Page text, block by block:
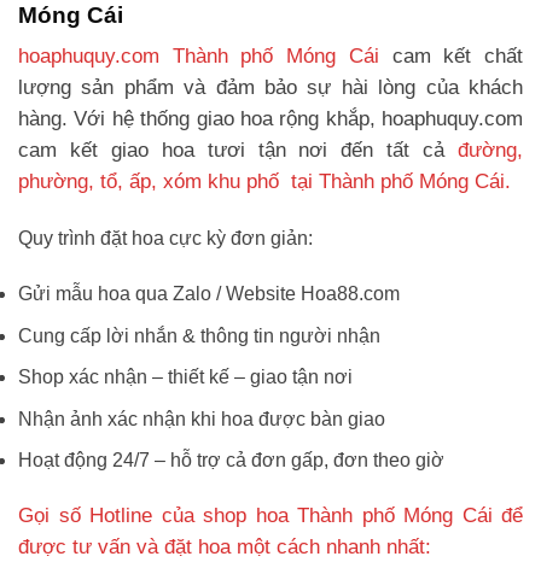
Móng Cái
hoaphuquy.com Thành phố Móng Cái cam kết chất
lượng sản phẩm và đảm bảo sự hài lòng của khách
hàng. Với hệ thống giao hoa rộng khắp, hoaphuquy.com
cam kết giao hoa tươi tận nơi đến tất cả đường,
phường, tổ, ấp, xóm khu phố tại Thành phố Móng Cái.
Quy trình đặt hoa cực kỳ đơn giản:
Gửi mẫu hoa qua Zalo / Website Hoa88.com
Cung cấp lời nhắn & thông tin người nhận
Shop xác nhận – thiết kế – giao tận nơi
Nhận ảnh xác nhận khi hoa được bàn giao
Hoạt động 24/7 – hỗ trợ cả đơn gấp, đơn theo giờ
Gọi số Hotline của shop hoa Thành phố Móng Cái để
được tư vấn và đặt hoa một cách nhanh nhất: